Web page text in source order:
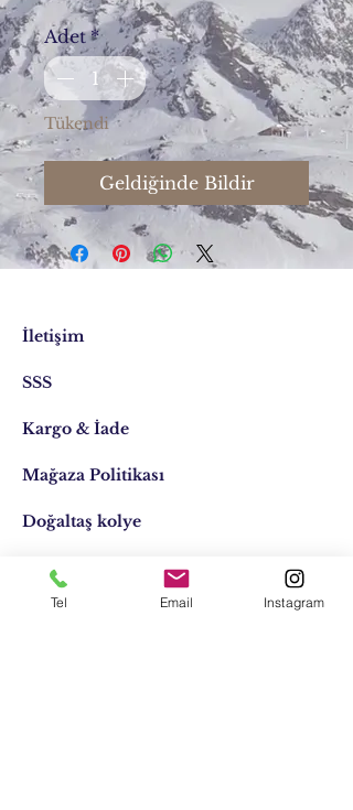
Adet *
Tükendi
Geldiğinde Bildir
İletişim
SSS
Kargo & İade
Mağaza Politikası
Doğaltaş kolye
Doğaltaş kişiye özel
Tasarımlar
Tel Email Instagram